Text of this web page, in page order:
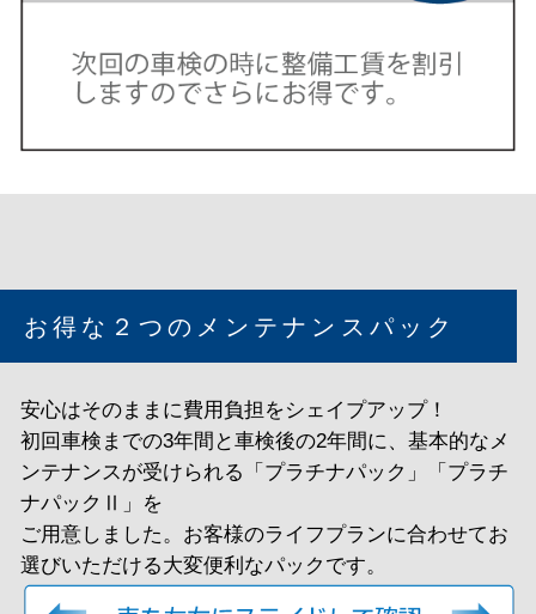
お得な２つのメンテナンスパック
安心はそのままに費用負担をシェイプアップ！
初回車検までの3年間と車検後の2年間に、基本的なメ
ンテナンスが受けられる「プラチナパック」「プラチ
ナパックⅡ」を
ご用意しました。お客様のライフプランに合わせてお
選びいただける大変便利なパックです。